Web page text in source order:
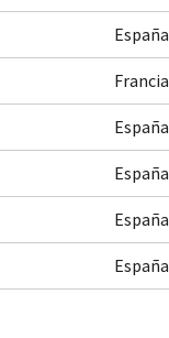
España
Francia
España
España
España
España